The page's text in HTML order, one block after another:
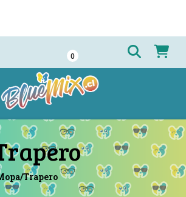
0
Trapero